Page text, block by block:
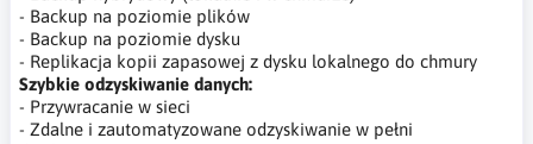
- Backup na poziomie plików
- Backup na poziomie dysku
- Replikacja kopii zapasowej z dysku lokalnego do chmury
Szybkie odzyskiwanie danych:
- Przywracanie w sieci
- Zdalne i zautomatyzowane odzyskiwanie w pełni